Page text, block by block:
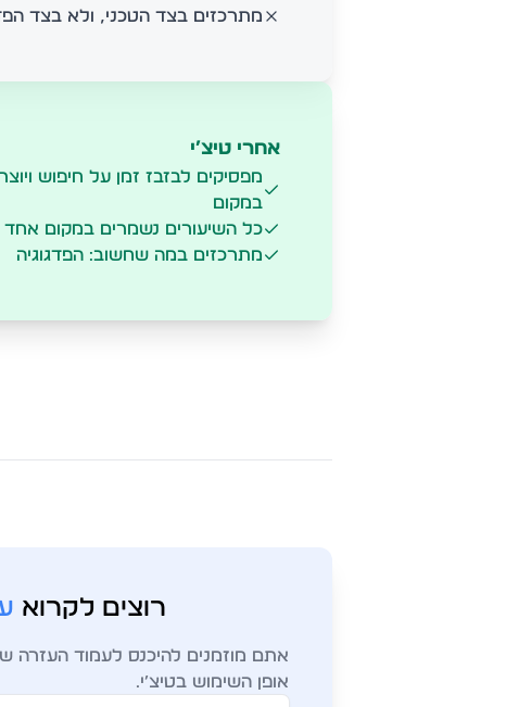
מתרכזים בצד הטכני, ולא בצד
אחרי טיצ׳י
מפסיקים לבזבז זמן על חיפוש
במקום
כל השיעורים נשמרים במקום אחד
מתרכזים במה שחשוב: הפדגוגיה
רוצים לקרוא
אתם מוזמנים להיכנס לעמוד העזרה
אופן השימוש בטיצ׳י.